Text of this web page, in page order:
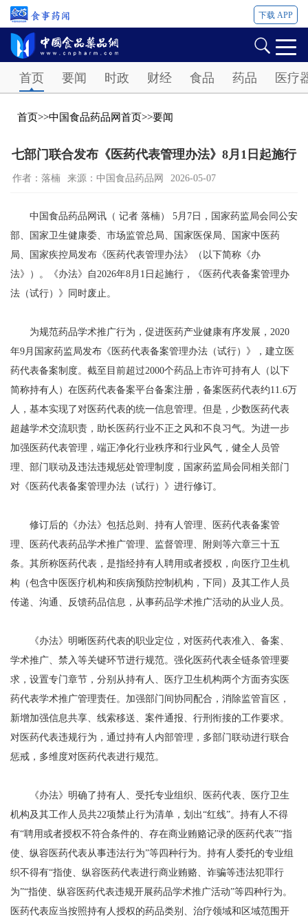
下载 APP
首页 要闻 时政 财经 食品 药品 医疗
首页>>中国食品药品网首页>>要闻
七部门联合发布《医药代表管理办法》8月1日起施行
作者：落楠 来源：中国食品药品网 2026-05-07
中国食品药品网讯（ 记者 落楠） 5月7日，国家药监局会同公安
部、国家卫生健康委、市场监管总局、国家医保局、国家中医药
局、国家疾控局发布《医药代表管理办法》（以下简称《办
法》）。《办法》自2026年8月1日起施行，《医药代表备案管理办
法（试行）》同时废止。
为规范药品学术推广行为，促进医药产业健康有序发展，2020
年9月国家药监局发布《医药代表备案管理办法（试行）》，建立医
药代表备案制度。截至目前超过2000个药品上市许可持有人（以下
简称持有人）在医药代表备案平台备案注册，备案医药代表约11.6万
人，基本实现了对医药代表的统一信息管理。但是，少数医药代表
超越学术交流职责，助长医药行业不正之风和不良习气。为进一步
加强医药代表管理，端正净化行业秩序和行业风气，健全人员管
理、部门联动及违法违规惩处管理制度，国家药监局会同相关部门
对《医药代表备案管理办法（试行）》进行修订。
修订后的《办法》包括总则、持有人管理、医药代表备案管
理、医药代表药品学术推广管理、监督管理、附则等六章三十五
条。其所称医药代表，是指经持有人聘用或者授权，向医疗卫生机
构（包含中医医疗机构和疾病预防控制机构，下同）及其工作人员
传递、沟通、反馈药品信息，从事药品学术推广活动的从业人员。
《办法》明晰医药代表的职业定位，对医药代表准入、备案、
学术推广、禁入等关键环节进行规范。强化医药代表全链条管理要
求，设置专门章节，分别从持有人、医疗卫生机构两个方面夯实医
药代表学术推广管理责任。加强部门间协同配合，消除监管盲区，
新增加强信息共享、线索移送、案件通报、行刑衔接的工作要求。
对医药代表违规行为，通过持有人内部管理，多部门联动进行联合
惩戒，多维度对医药代表进行规范。
《办法》明确了持有人、受托专业组织、医药代表、医疗卫生
机构及其工作人员共22项禁止行为清单，划出“红线”。持有人不得
有“聘用或者授权不符合条件的、存在商业贿赂记录的医药代表”“指
使、纵容医药代表从事违法行为”等四种行为。持有人委托的专业组
织不得有“指使、纵容医药代表进行商业贿赂、诈骗等违法犯罪行
为”“指使、纵容医药代表违规开展药品学术推广活动”等四种行为。
医药代表应当按照持有人授权的药品类别、治疗领域和区域范围开